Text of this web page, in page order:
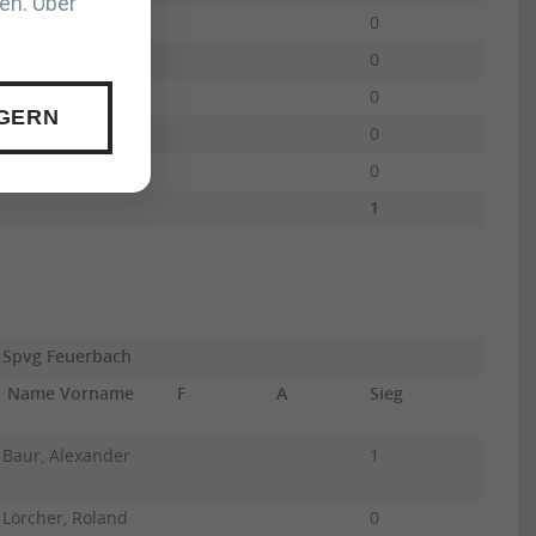
0
0
0
0
0
1
Spvg Feuerbach
Name Vorname F A Sieg
Baur, Alexander 1
Lörcher, Roland 0